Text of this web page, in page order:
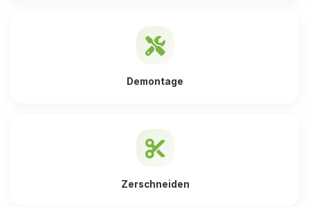
Demontage
Zerschneiden